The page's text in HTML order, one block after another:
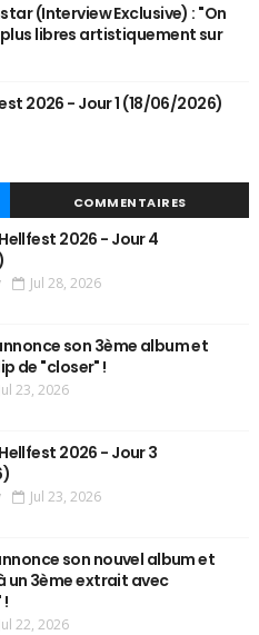
(Interview Exclusive) : "On
libres artistiquement sur
2026 - Jour 1 (18/06/2026)
COMMENTAIRES
2026 - Jour 4
Jul 28, 2026
son 3ème album et
de "closer" !
Jul 23, 2026
2026 - Jour 3
Jul 23, 2026
son nouvel album et
un 3ème extrait avec
Jul 22, 2026